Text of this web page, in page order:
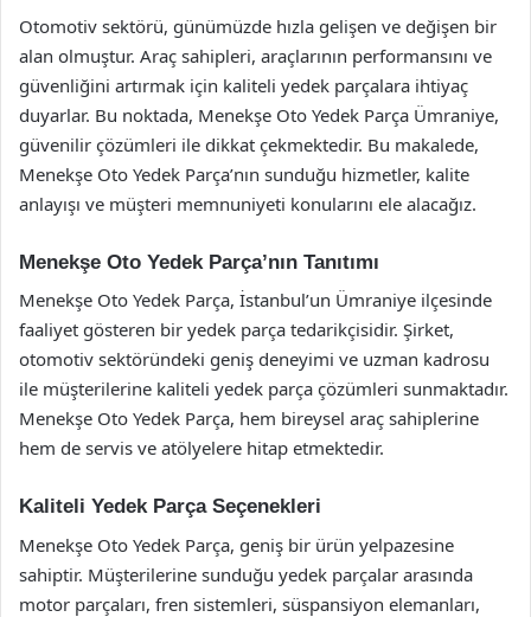
Otomotiv sektörü, günümüzde hızla gelişen ve değişen bir
alan olmuştur. Araç sahipleri, araçlarının performansını ve
güvenliğini artırmak için kaliteli yedek parçalara ihtiyaç
duyarlar. Bu noktada, Menekşe Oto Yedek Parça Ümraniye,
güvenilir çözümleri ile dikkat çekmektedir. Bu makalede,
Menekşe Oto Yedek Parça’nın sunduğu hizmetler, kalite
anlayışı ve müşteri memnuniyeti konularını ele alacağız.
Menekşe Oto Yedek Parça’nın Tanıtımı
Menekşe Oto Yedek Parça, İstanbul’un Ümraniye ilçesinde
faaliyet gösteren bir yedek parça tedarikçisidir. Şirket,
otomotiv sektöründeki geniş deneyimi ve uzman kadrosu
ile müşterilerine kaliteli yedek parça çözümleri sunmaktadır.
Menekşe Oto Yedek Parça, hem bireysel araç sahiplerine
hem de servis ve atölyelere hitap etmektedir.
Kaliteli Yedek Parça Seçenekleri
Menekşe Oto Yedek Parça, geniş bir ürün yelpazesine
sahiptir. Müşterilerine sunduğu yedek parçalar arasında
motor parçaları, fren sistemleri, süspansiyon elemanları,